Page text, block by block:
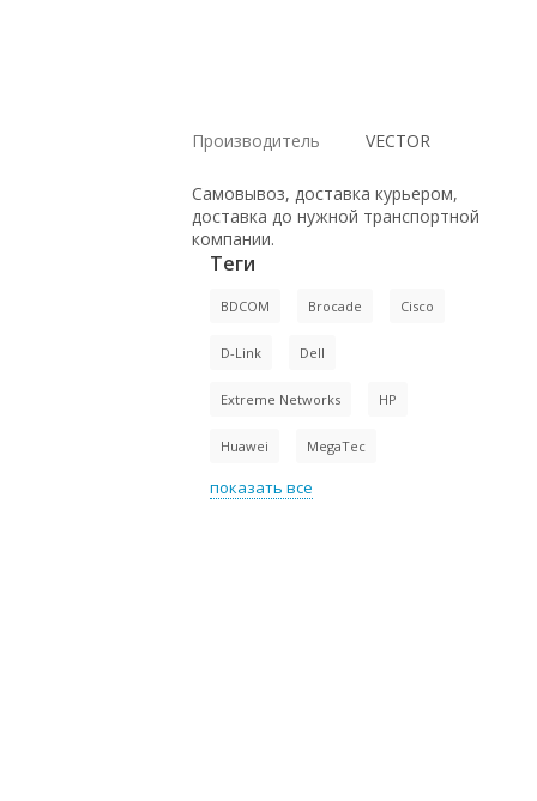
Производитель
VECTOR
Самовывоз, доставка курьером,
доставка до нужной транспортной
компании.
Теги
BDCOM Brocade Cisco
D-Link Dell
Extreme Networks HP
Huawei MegaTec
показать все